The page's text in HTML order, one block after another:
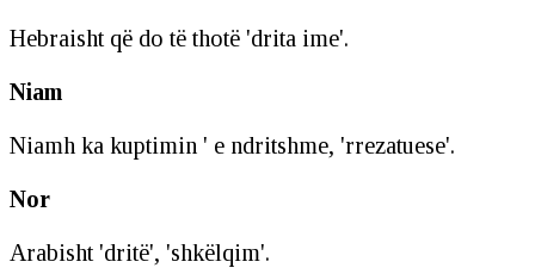
Hebraisht që do të thotë 'drita ime'.
Niam
Niamh ka kuptimin ' e ndritshme, 'rrezatuese'.
Nor
Arabisht 'dritë', 'shkëlqim'.